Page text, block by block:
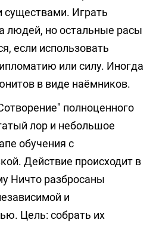
Играть
людей, но остальные расы
если использовать
или силу. Иногда
в виде наёмников.
полноценного
лор и небольшое
обучения с
Действие происходит в
Ничто разбросаны
и
Цель: собрать их